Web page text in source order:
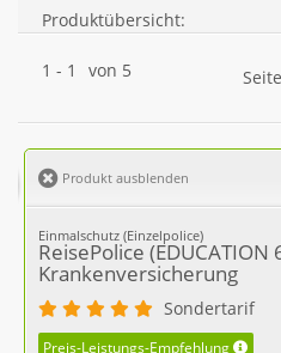
Produktübersicht:
1 - 1 von 5
Produkt ausblenden
Einmalschutz (Einzelpolice)
ReisePolice
Krankenversicherung
Sondertarif
Preis-Leistungs-Empfehlung